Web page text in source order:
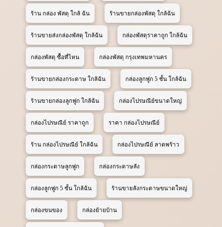
ร้าน กล่อง พัสดุ ใกล้ ฉัน ร้านขายกล่องพัสดุ ใกล้ฉัน
ร้านขายส่งกล่องพัสดุ ใกล้ฉัน กล่องพัสดุราคาถูก ใกล้ฉัน
กล่องพัสดุ ซื้อที่ไหน กล่องพัสดุ กรุงเทพมหานคร
ร้านขายกล่องกระดาษ ใกล้ฉัน กล่องลูกฟูก 5 ชั้น ใกล้ฉัน
ร้านขายกล่องลูกฟูก ใกล้ฉัน กล่องไปรษณีย์ขนาดใหญ่
กล่องไปรษณีย์ ราคาถูก ราคา กล่องไปรษณีย์
ร้าน กล่องไปรษณีย์ ใกล้ฉัน กล่องไปรษณีย์ ลาดพร้าว
กล่องกระดาษลูกฟูก กล่องกระดาษลัง
กล่องลูกฟูก 5 ชั้น ใกล้ฉัน ร้านขายลังกระดาษขนาดใหญ่
กล่องขนของ กล่องย้ายบ้าน